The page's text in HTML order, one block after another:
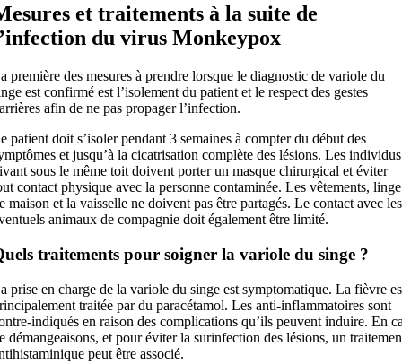
et traitements à la suite de
du virus Monkeypox
première des mesures à prendre lorsque le diagnostic de variole du
est confirmé est l’isolement du patient et le respect des gestes
afin de ne pas propager l’infection.
patient doit s’isoler pendant 3 semaines à compter du début des
et jusqu’à la cicatrisation complète des lésions. Les individus
sous le même toit doivent porter un masque chirurgical et éviter
contact physique avec la personne contaminée. Les vêtements, linge
maison et la vaisselle ne doivent pas être partagés. Le contact avec les
animaux de compagnie doit également être limité.
traitements pour soigner la variole du singe ?
prise en charge de la variole du singe est symptomatique. La fièvre
traitée par du paracétamol. Les anti-inflammatoires sont
indiqués en raison des complications qu’ils peuvent induire. En
démangeaisons, et pour éviter la surinfection des lésions, un
peut être associé.